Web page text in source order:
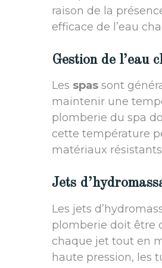
raison de la
efficace de l’eau
Gestion de l’eau
Les spas sont
maintenir une
plomberie du spa
cette température
matériaux
Jets
Les jets
plomberie doit être
chaque jet tout en
haute pression, les